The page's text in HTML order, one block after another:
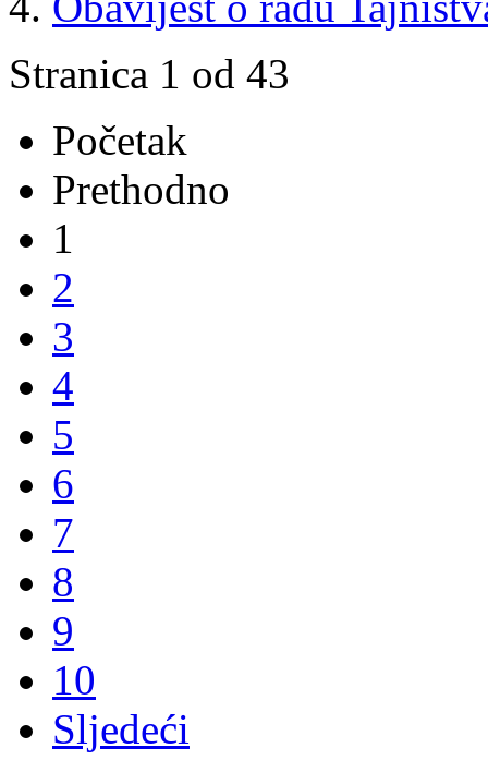
Stranica 1 od 43
Početak
Prethodno
1
2
3
4
5
6
7
8
9
10
Sljedeći